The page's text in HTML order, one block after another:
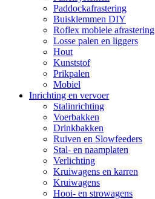
Paddockafrastering
Buisklemmen DIY
Roflex mobiele afrastering
Losse palen en liggers
Hout
Kunststof
Prikpalen
Mobiel
Inrichting en vervoer
Stalinrichting
Voerbakken
Drinkbakken
Ruiven en Slowfeeders
Stal- en naamplaten
Verlichting
Kruiwagens en karren
Kruiwagens
Hooi- en strowagens